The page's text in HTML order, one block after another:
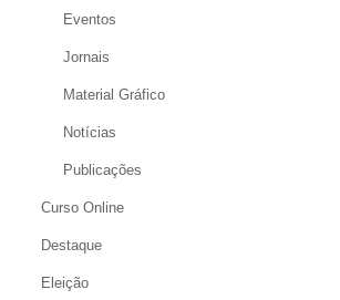
Eventos
Jornais
Material Gráfico
Notícias
Publicações
Curso Online
Destaque
Eleição